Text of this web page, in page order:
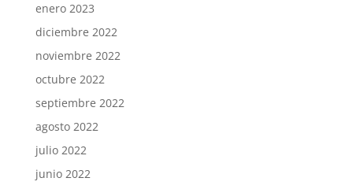
enero 2023
diciembre 2022
noviembre 2022
octubre 2022
septiembre 2022
agosto 2022
julio 2022
junio 2022